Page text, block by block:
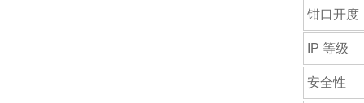
钳口开度
IP 等级
安全性